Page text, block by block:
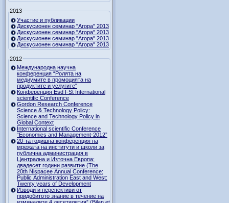
2013
Участие и публикации
Дискусионен семинар "Агора" 2013
Дискусионен семинар "Агора" 2013
Дискусионен семинар "Агора" 2013
Дискусионен семинар "Агора" 2013
2012
Международна научна
конференция “Ролята на
медиумите в промоцията на
продуктите и услугите"
Конференция Esd I-St International
scientific Conference
Gordon Research Сonference
Science & Technology Policy:
Science and Technology Policy in
Global Context
International scientific Conference
“Economics and Management-2012”
20-та годишна конференция на
мрежата на институти и школи за
публична администрация в
Централна и Източна Европа:
двадесет години развитие (The
20th Nispacee Annual Conference:
Public Administration East and West:
Twenty years of Development
Изводи и перспективи от
придобитото знание в течение на